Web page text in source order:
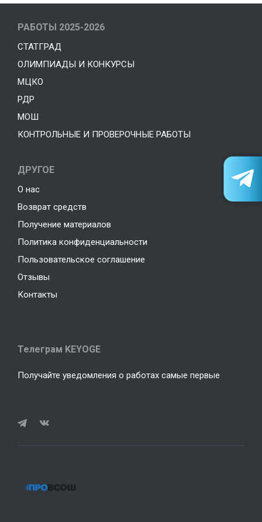
РАБОТЫ 2025-2026
СТАТГРАД
ОЛИМПИАДЫ И КОНКУРСЫ
МЦКО
РДР
МОШ
КОНТРОЛЬНЫЕ И ПРОВЕРОЧНЫЕ РАБОТЫ
ДРУГОЕ
О нас
Возврат средств
Получение материалов
Политика конфиденциальности
Пользовательское соглашение
Отзывы
Контакты
Телеграм KEYOGE
Получайте уведомления о работах самые первые